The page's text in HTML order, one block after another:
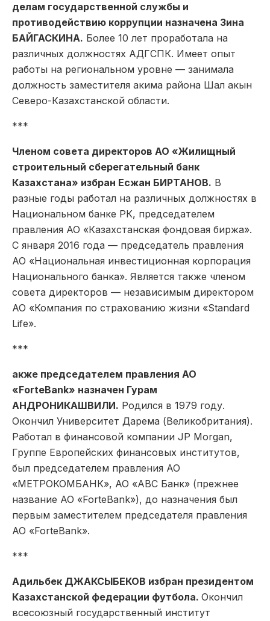
делам государственной службы и
противодействию коррупции назначена Зина
БАЙГАСКИНА. Более 10 лет проработала на
различных должностях АДГСПК. Имеет опыт
работы на региональном уровне — занимала
должность заместителя акима района Шал акын
Северо-Казахстанской области.
***
Членом совета директоров АО «Жилищный
строительный сберегательный банк
Казахстана» избран Есжан БИРТАНОВ. В
разные годы работал на различных должностях в
Национальном банке РК, председателем
правления АО «Казахстанская фондовая биржа».
С января 2016 года — председатель правления
АО «Национальная инвестиционная корпорация
Национального банка». Является также членом
совета директоров — независимым директором
АО «Компания по страхованию жизни «Standard
Life».
***
акже председателем правления АО
«ForteBank» назначен Гурам
АНДРОНИКАШВИЛИ. Родился в 1979 году.
Окончил Университет Дарема (Великобритания).
Работал в финансовой компании JP Morgan,
Группе Европейских финансовых институтов,
был председателем правления АО
«МЕТРОКОМБАНК», АО «АВС Банк» (прежнее
название АО «ForteBank»), до назначения был
первым заместителем председателя правления
АО «ForteBank».
***
Адильбек ДЖАКСЫБЕКОВ избран президентом
Казахстанской федерации футбола. Окончил
всесоюзный государственный институт